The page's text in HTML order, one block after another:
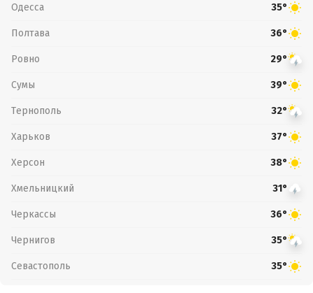
Одесса 35°
Полтава 36°
Ровно 29°
Сумы 39°
Тернополь 32°
Харьков 37°
Херсон 38°
Хмельницкий 31°
Черкассы 36°
Чернигов 35°
Севастополь 35°